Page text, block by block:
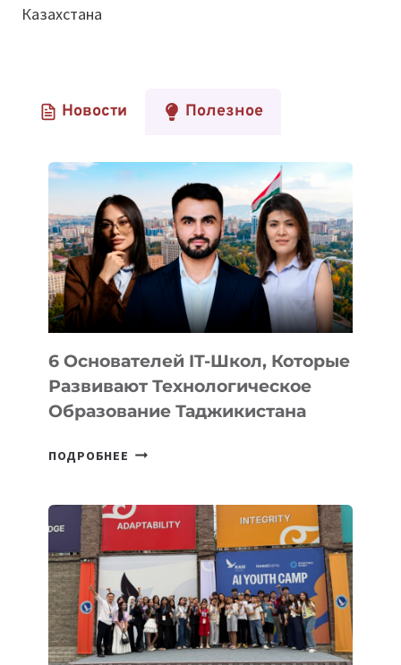
Казахстана
Новости Полезное
6 Основателей IT-Школ, Которые
Развивают Технологическое
Образование Таджикистана
ПОДРОБНЕЕ 6
ШКОЛ,
РАЗВИВАЮТ
ТЕХНОЛОГИЧЕСКОЕ
ОБРАЗОВАНИЕ
ТАДЖИКИСТАНА